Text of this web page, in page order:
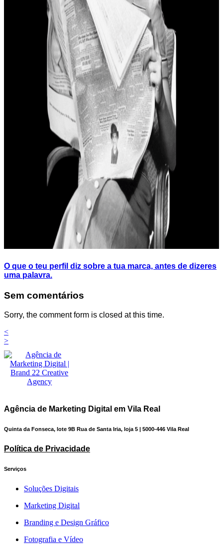
O que o teu perfil diz sobre a tua marca, antes de dizeres
uma palavra.
Sem comentários
Sorry, the comment form is closed at this time.
<
>
Agência de Marketing Digital em Vila Real
Quinta da Fonseca, lote 9B Rua de Santa Iria, loja 5 | 5000-446 Vila Real
Política de Privacidade
Serviços
Soluções Digitais
Marketing Digital
Branding e Design Gráfico
Fotografia e Vídeo